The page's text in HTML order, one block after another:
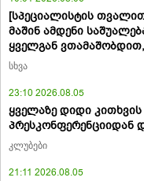
[სპეციალისტის
მაშინ ამდენი
ყველგან
სხვა
23:10 2026.08.05
ყველაზე დიდი კითხვის
პრესკონფერენციიდან
კლუბები
21:11 2026.08.05